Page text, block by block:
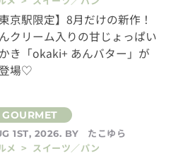
東京駅限定】8月だけの新作！
クリーム入りの甘じょっぱい
き「okaki+ あんバター」が
場♡
1ST, 2026. BY
たこゆら
メ > スイーツ／パン